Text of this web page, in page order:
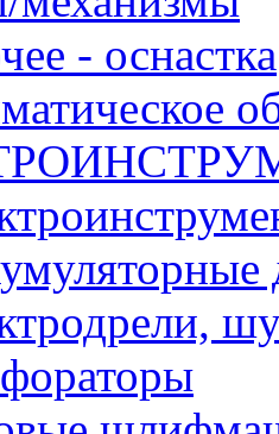
- оснастка